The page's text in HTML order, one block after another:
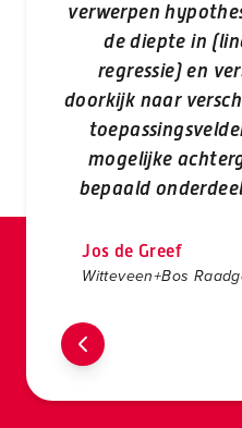
verwerpen
de diepte in
regressie) en
doorkijk naar
mogelijke
bepaald
Jos de Greef
Witteveen+Bos